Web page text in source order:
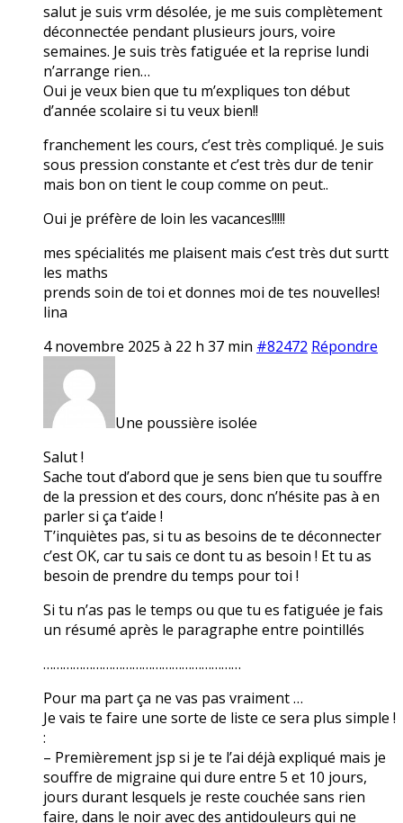
salut je suis vrm désolée, je me suis complètement
déconnectée pendant plusieurs jours, voire
semaines. Je suis très fatiguée et la reprise lundi
n’arrange rien…
Oui je veux bien que tu m’expliques ton début
d’année scolaire si tu veux bien!!
franchement les cours, c’est très compliqué. Je suis
sous pression constante et c’est très dur de tenir
mais bon on tient le coup comme on peut..
Oui je préfère de loin les vacances!!!!!
mes spécialités me plaisent mais c’est très dut surtt
les maths
prends soin de toi et donnes moi de tes nouvelles!
lina
4 novembre 2025 à 22 h 37 min #82472 Répondre
Une poussière isolée
Salut !
Sache tout d’abord que je sens bien que tu souffre
de la pression et des cours, donc n’hésite pas à en
parler si ça t’aide !
T’inquiètes pas, si tu as besoins de te déconnecter
c’est OK, car tu sais ce dont tu as besoin ! Et tu as
besoin de prendre du temps pour toi !
Si tu n’as pas le temps ou que tu es fatiguée je fais
un résumé après le paragraphe entre pointillés
……………………………………………………
Pour ma part ça ne vas pas vraiment …
Je vais te faire une sorte de liste ce sera plus simple !
:
– Premièrement jsp si je te l’ai déjà expliqué mais je
souffre de migraine qui dure entre 5 et 10 jours,
jours durant lesquels je reste couchée sans rien
faire, dans le noir avec des antidouleurs qui ne